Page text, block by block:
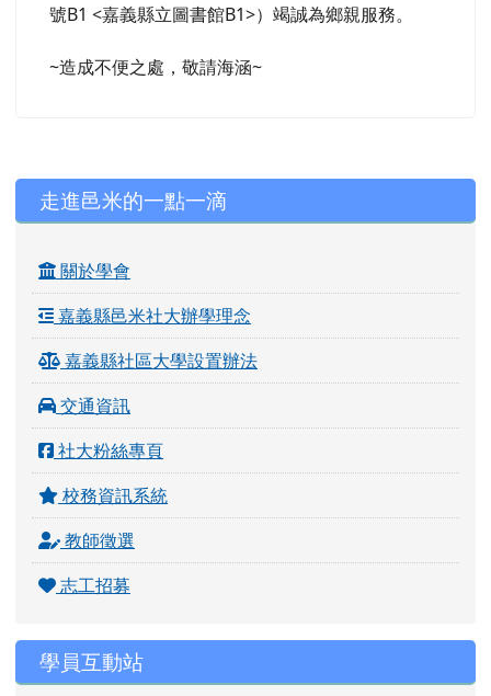
號B1 <嘉義縣立圖書館B1>）竭誠為鄉親服務。
~造成不便之處，敬請海涵~
左邊區域內容
走進邑米的一點一滴
關於學會
嘉義縣邑米社大辦學理念
嘉義縣社區大學設置辦法
交通資訊
社大粉絲專頁
校務資訊系統
教師徵選
志工招募
學員互動站